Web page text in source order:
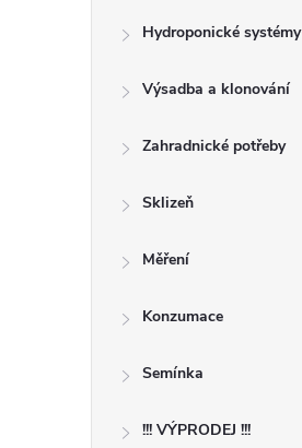
Hydroponické systémy
Výsadba a klonování
Zahradnické potřeby
Sklizeň
Měření
Konzumace
Semínka
!!! VÝPRODEJ !!!